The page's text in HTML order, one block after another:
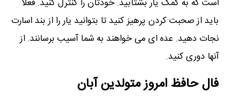
است که به کمک یار بشتابید. خودتان را کنترل کنید. فعلا
باید از صحبت کردن پرهیز کنید تا بتوانید یار را از بند اسارت
نجات دهید. عده ای می خواهند به شما آسیب برسانند. از
آنها دوری کنید.
فال حافظ امروز متولدین‌ آبان